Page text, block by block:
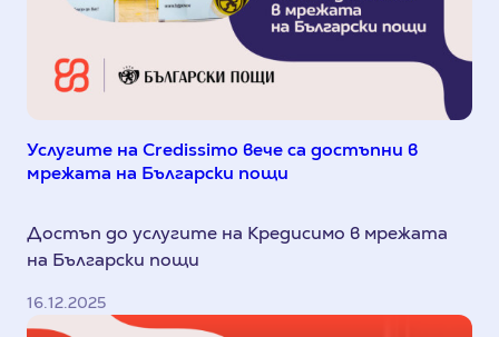
Услугите на Credissimo вече са достъпни в
мрежата на Български пощи
Достъп до услугите на Кредисимо в мрежата
на Български пощи
16.12.2025